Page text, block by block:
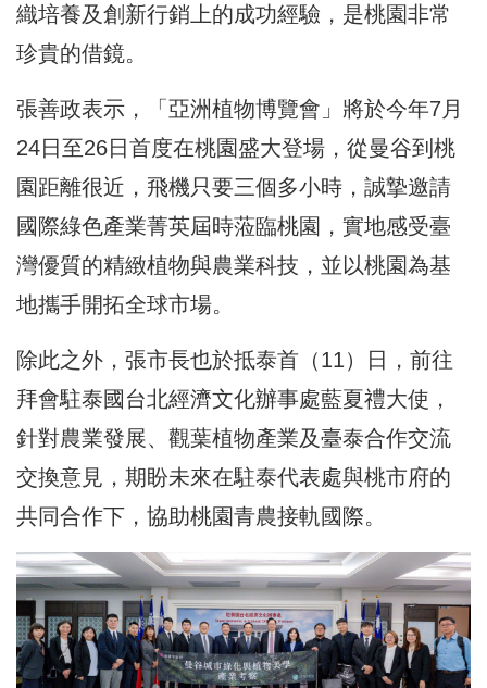
織培養及創新行銷上的成功經驗，是桃園非常
珍貴的借鏡。
張善政表示，「亞洲植物博覽會」將於今年7月
24日至26日首度在桃園盛大登場，從曼谷到桃
園距離很近，飛機只要三個多小時，誠摯邀請
國際綠色產業菁英屆時蒞臨桃園，實地感受臺
灣優質的精緻植物與農業科技，並以桃園為基
地攜手開拓全球市場。
除此之外，張市長也於抵泰首（11）日，前往
拜會駐泰國台北經濟文化辦事處藍夏禮大使，
針對農業發展、觀葉植物產業及臺泰合作交流
交換意見，期盼未來在駐泰代表處與桃市府的
共同合作下，協助桃園青農接軌國際。